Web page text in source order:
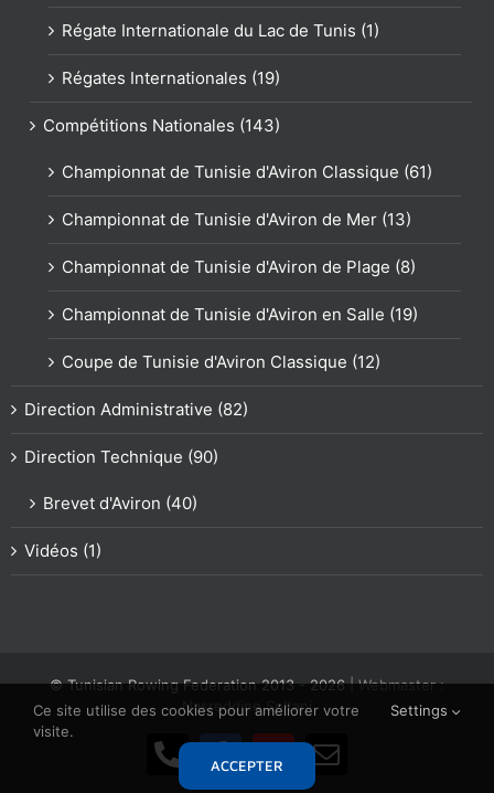
Régate Internationale du Lac de Tunis (1)
Régates Internationales (19)
Compétitions Nationales (143)
Championnat de Tunisie d'Aviron Classique (61)
Championnat de Tunisie d'Aviron de Mer (13)
Championnat de Tunisie d'Aviron de Plage (8)
Championnat de Tunisie d'Aviron en Salle (19)
Coupe de Tunisie d'Aviron Classique (12)
Direction Administrative (82)
Direction Technique (90)
Brevet d'Aviron (40)
Vidéos (1)
© Tunisian Rowing Federation 2013 -2026| Webmaster :
Nasreddine Soltani
Téléphone
Facebook
YouTube
Email
Ce site utilise des cookies pour améliorer votre
visite.
Settings
ACCEPTER